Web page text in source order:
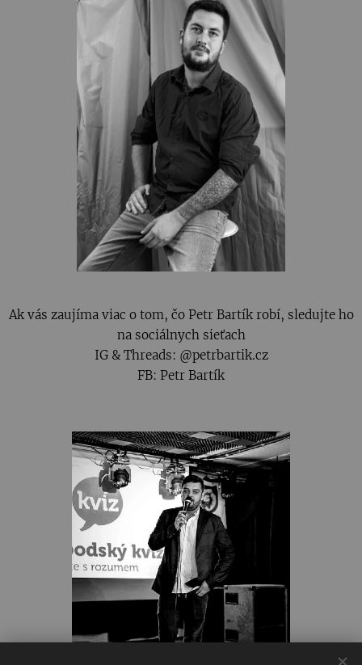
Ak vás zaujíma viac o tom, čo Petr Bartík robí, sledujte ho
na sociálnych sieťach
IG & Threads: @petrbartik.cz
FB: Petr Bartík